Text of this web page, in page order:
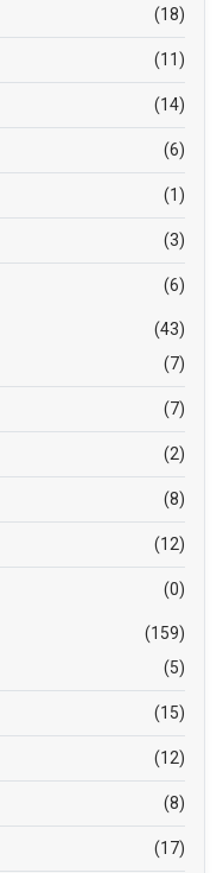
(18)
(11)
(14)
(6)
(1)
(3)
(6)
(43)
(7)
(7)
(2)
(8)
(12)
(0)
(159)
(5)
(15)
(12)
(8)
(17)